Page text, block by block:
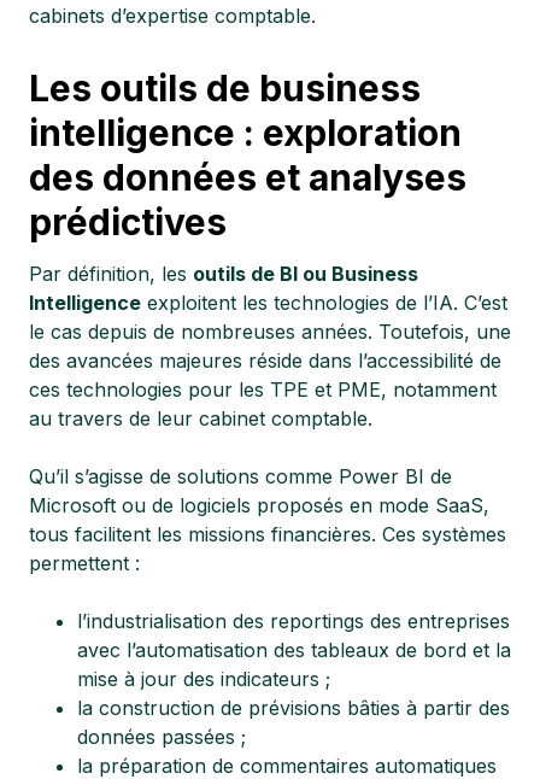
cabinets d’expertise comptable.
Les outils de business
intelligence : exploration
des données et analyses
prédictives
Par définition, les outils de BI ou Business
Intelligence exploitent les technologies de l’IA. C’est
le cas depuis de nombreuses années. Toutefois, une
des avancées majeures réside dans l’accessibilité de
ces technologies pour les TPE et PME, notamment
au travers de leur cabinet comptable.
Qu’il s’agisse de solutions comme Power BI de
Microsoft ou de logiciels proposés en mode SaaS,
tous facilitent les missions financières. Ces systèmes
permettent :
l’industrialisation des reportings des entreprises
avec l’automatisation des tableaux de bord et la
mise à jour des indicateurs ;
la construction de prévisions bâties à partir des
données passées ;
la préparation de commentaires automatiques